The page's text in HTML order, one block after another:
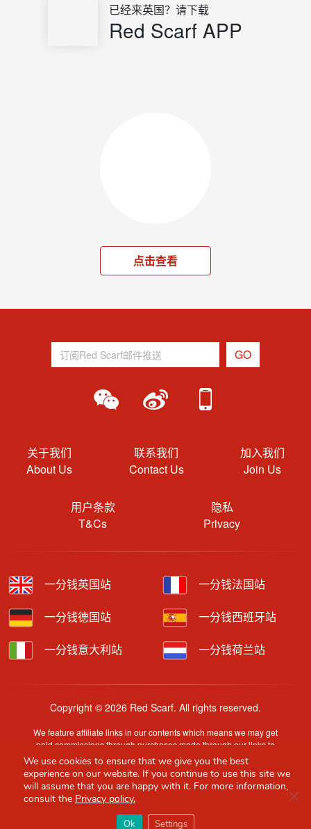
已经来英国？请下载
Red Scarf APP
点击查看
关于我们
About Us
联系我们
Contact Us
加入我们
Join Us
用户条款
T&Cs
隐私
Privacy
一分钱英国站 一分钱法国站
一分钱德国站 一分钱西班牙站
一分钱意大利站 一分钱荷兰站
Copyright © 2026 Red Scarf. All rights reserved.
We feature affiliate links in our contents which means we may get
paid commissions through purchases made through our links to
retailer sites.
Content is provided by users, brands or merchants. Some
information may have been generated by AI and is provided for
guidance only. Accuracy and availability may change without prior
We use cookies to ensure that we give you the best
experience on our website. If you continue to use this site we
will assume that you are happy with it. For more information,
consult the Privacy policy.
Ok Settings